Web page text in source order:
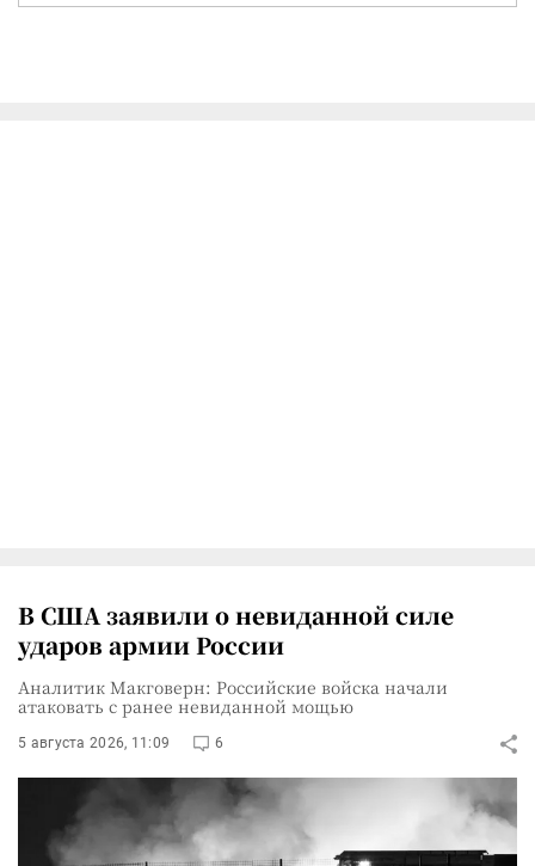
В США заявили о невиданной силе
ударов армии России
Аналитик Макговерн: Российские войска начали
атаковать с ранее невиданной мощью
5 августа 2026, 11:09 6